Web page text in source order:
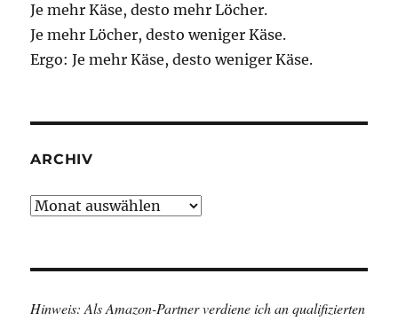
Je mehr Käse, desto mehr Löcher.
Je mehr Löcher, desto weniger Käse.
Ergo: Je mehr Käse, desto weniger Käse.
ARCHIV
Archiv
Hinweis: Als Amazon-Partner verdiene ich an qualifizierten